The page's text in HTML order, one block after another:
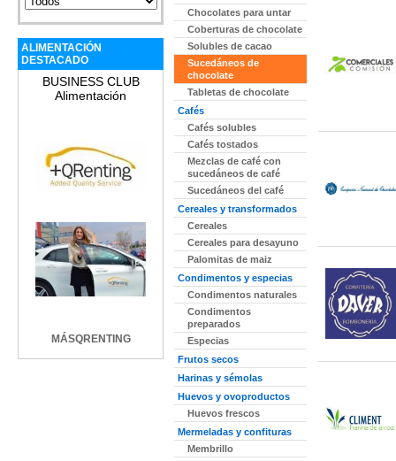
ALIMENTACIÓN
DESTACADO
BUSINESS CLUB
Alimentación
MÁSQRENTING
Chocolates para untar
Coberturas de chocolate
Solubles de cacao
Sucedáneos de
chocolate
Tabletas de chocolate
Cafés
Cafés solubles
Cafés tostados
Mezclas de café con
sucedáneos de café
Sucedáneos del café
Cereales y transformados
Cereales
Cereales para desayuno
Palomitas de maiz
Condimentos y especias
Condimentos naturales
Condimentos
preparados
Especias
Frutos secos
Harinas y sémolas
Huevos y ovoproductos
Huevos frescos
Mermeladas y confituras
Membrillo